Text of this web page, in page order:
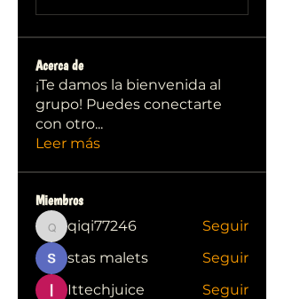
Acerca de
¡Te damos la bienvenida al
grupo! Puedes conectarte
con otro...
Leer más
Miembros
qiqi77246
qiqi77246
Seguir
stas malets
Seguir
Ittechjuice
Seguir